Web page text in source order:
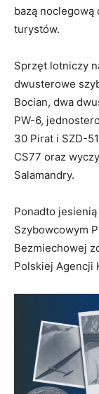
bazą
turystów.
Sprzęt lotniczy
dwusterowe
Bocian, dwa
PW-6,
30 Pirat i SZD-
CS77 oraz
Salamandry.
Ponadto
Szybowcowym
Bezmiechowej
Polskiej Agencji